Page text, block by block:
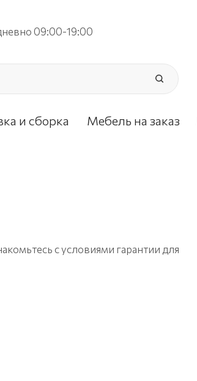
09:00-19:00
и сборка Мебель на заказ
с условиями гарантии для